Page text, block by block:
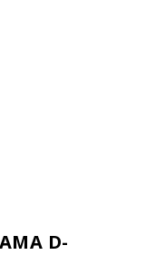
D-